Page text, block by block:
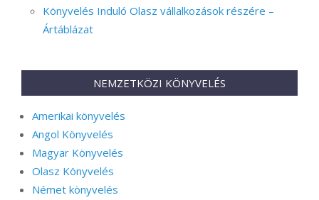
Könyvelés Induló Olasz vállalkozások részére –
Ártáblázat
NEMZETKÖZI KÖNYVELÉS
Amerikai könyvelés
Angol Könyvelés
Magyar Könyvelés
Olasz Könyvelés
Német könyvelés